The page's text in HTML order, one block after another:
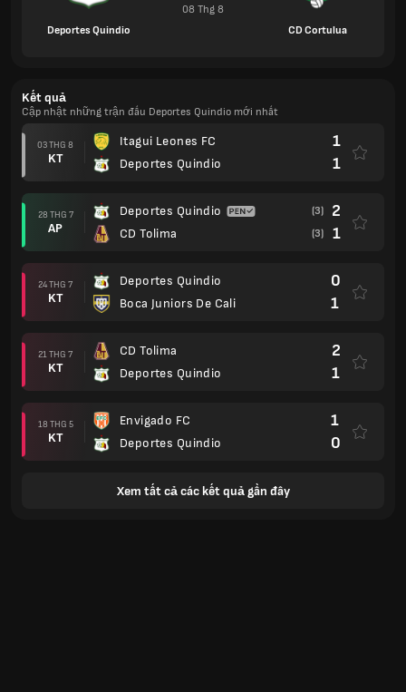
Deportes Quindio
08 Thg 8
CD Cortulua
Kết quả
Cập nhật những trận đấu Deportes Quindio mới nhất
03 THG 8
KT
Itagui Leones FC
Deportes Quindio
1
1
28 THG 7
AP
Deportes Quindio
CD Tolima
(3) 2
(3) 1
24 THG 7
KT
Deportes Quindio
Boca Juniors De Cali
0
1
21 THG 7
KT
CD Tolima
Deportes Quindio
2
1
18 THG 5
KT
Envigado FC
Deportes Quindio
1
0
Xem tất cả các kết quả gần đây